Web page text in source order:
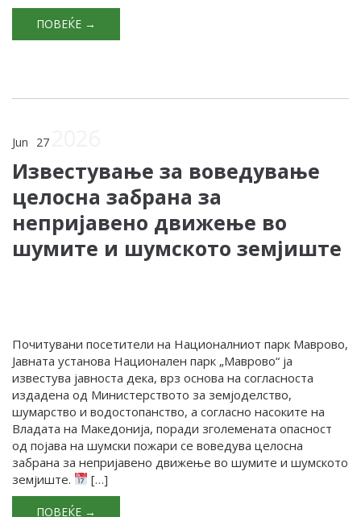
ПОВЕЌЕ →
Jun 27
Известување за воведување
целосна забрана за
непријавено движење во
шумите и шумското земјиште
Почитувани посетители на Националниот парк Маврово,
Јавната установа Национален парк „Маврово“ ја
известува јавноста дека, врз основа на согласноста
издадена од Министерството за земјоделство,
шумарство и водостопанство, а согласно насоките на
Владата на Македонија, поради зголемената опасност
од појава на шумски пожари се воведува целосна
забрана за непријавено движење во шумите и шумското
земјиште.
[…]
ПОВЕЌЕ →